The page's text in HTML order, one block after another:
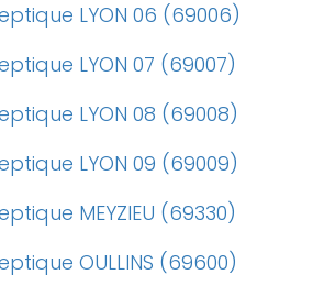
LYON 06 (69006)
LYON 07 (69007)
LYON 08 (69008)
LYON 09 (69009)
MEYZIEU (69330)
OULLINS (69600)